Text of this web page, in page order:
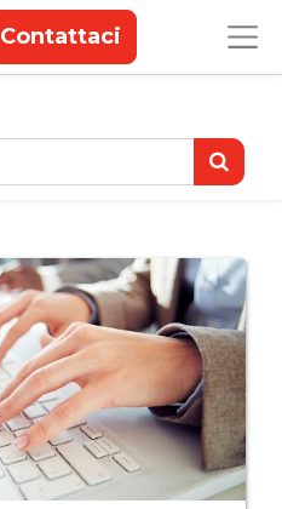
Contattaci